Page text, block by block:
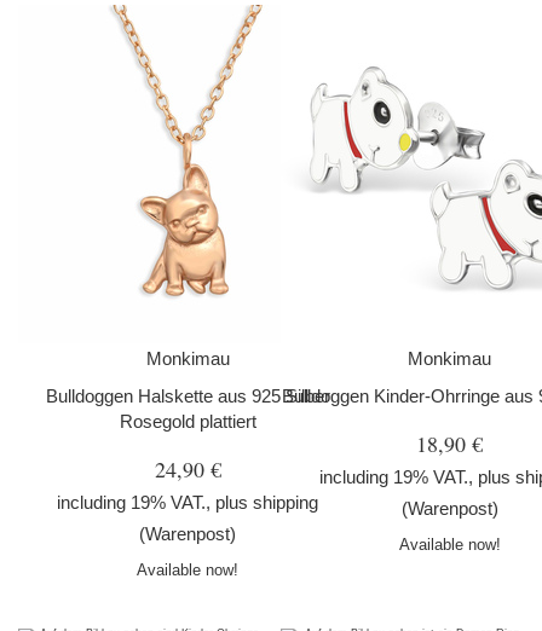
Monkimau
Bulldoggen Halskette aus 925 Silber
Rosegold plattiert
24,90 €
including 19% VAT., plus shipping
(Warenpost)
Available now!
Monkimau
Bulldoggen Kinder-Ohrringe aus
18,90 €
including 19% VAT., plus
(Warenpost)
Available now!